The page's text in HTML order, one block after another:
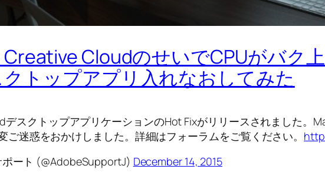
CloudのせいでCPUがバク
トップアプリ入れなおしてみた
デスクトップアプリケーションのHot Fixがリリースされました。
ご迷惑をおかけしました。詳細はフォーラムをご覧ください。
ート (@AdobeSupportJ) December 14, 2015